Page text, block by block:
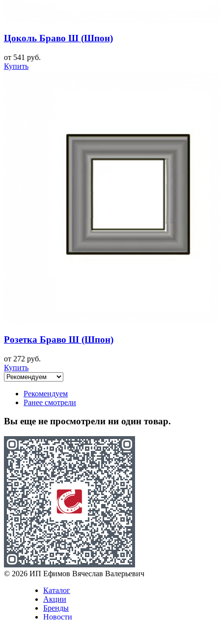
Цоколь Браво Ш (Шпон)
от 541 руб.
Купить
Розетка Браво Ш (Шпон)
от 272 руб.
Купить
Рекомендуем
Ранее смотрели
Вы еще не просмотрели ни один товар.
© 2026 ИП Ефимов Вячеслав Валерьевич
Каталог
Акции
Бренды
Новости